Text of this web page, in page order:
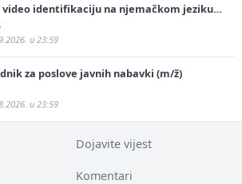
video identifikaciju na njemačkom jeziku
u 23:59
za poslove javnih nabavki (m/ž)
u 23:59
Dojavite vijest
Komentari